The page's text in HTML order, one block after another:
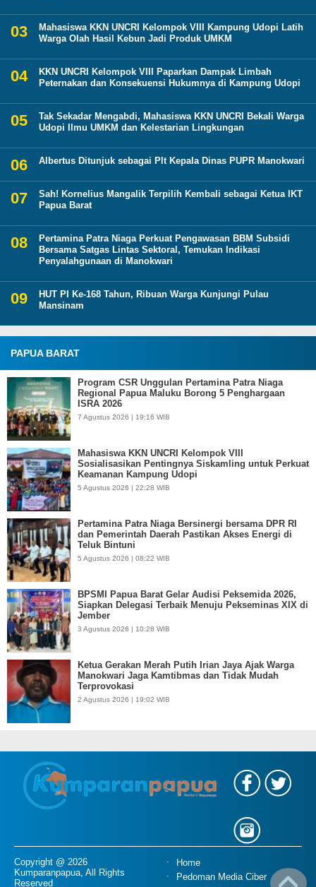
Mahasiswa KKN UNCRI Kelompok VIII Kampung Udopi Latih
Warga Olah Hasil Kebun Jadi Produk UMKM
KKN UNCRI Kelompok VIII Paparkan Dampak Limbah
Peternakan dan Konsekuensi Hukumnya di Kampung Udopi
Tak Sekadar Mengabdi, Mahasiswa KKN UNCRI Bekali Warga
Udopi Ilmu UMKM dan Kelestarian Lingkungan
Albertus Ditunjuk sebagai Plt Kepala Dinas PUPR Manokwari
Sah! Kornelius Mangalik Terpilih Kembali sebagai Ketua IKT
Papua Barat
Pertamina Patra Niaga Perkuat Pengawasan BBM Subsidi
Bersama Satgas Lintas Sektoral, Temukan Indikasi
Penyalahgunaan di Manokwari
HUT PI Ke-168 Tahun, Ribuan Warga Kunjungi Pulau
Mansinam
PAPUA BARAT
Program CSR Unggulan Pertamina Patra Niaga
Regional Papua Maluku Borong 5 Penghargaan
ISRA 2026
7 Agustus 2026 | 19:16 WIB
Mahasiswa KKN UNCRI Kelompok VIII
Sosialisasikan Pentingnya Siskamling untuk Perkuat
Keamanan Kampung Udopi
5 Agustus 2026 | 22:28 WIB
Pertamina Patra Niaga Bersinergi bersama DPR RI
dan Pemerintah Daerah Pastikan Akses Energi di
Teluk Bintuni
5 Agustus 2026 | 08:22 WIB
BPSMI Papua Barat Gelar Audisi Peksemida 2026,
Siapkan Delegasi Terbaik Menuju Pekseminas XIX di
Jember
3 Agustus 2026 | 10:28 WIB
Ketua Gerakan Merah Putih Irian Jaya Ajak Warga
Manokwari Jaga Kamtibmas dan Tidak Mudah
Terprovokasi
2 Agustus 2026 | 19:02 WIB
Copyright @ 2026
Kumparanpapua, All Rights
Reserved
Home
Pedoman Media Ciber